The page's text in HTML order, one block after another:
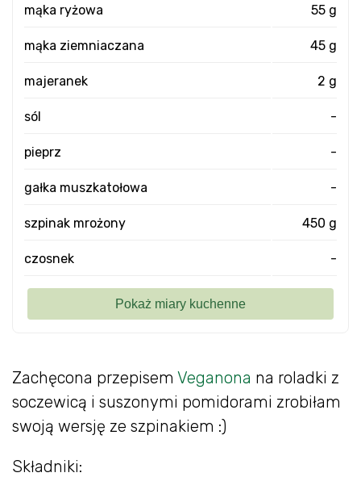
Zachęcona przepisem Veganona na roladki z
soczewicą i suszonymi pomidorami zrobiłam
swoją wersję ze szpinakiem :)
Składniki:
mąka ryżowa 55 g
mąka ziemniaczana 45 g
majeranek 2 g
sól -
pieprz -
gałka muszkatołowa -
szpinak mrożony 450 g
czosnek -